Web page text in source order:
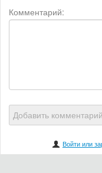
Комментарий:
Добавить комментарий
Войти или